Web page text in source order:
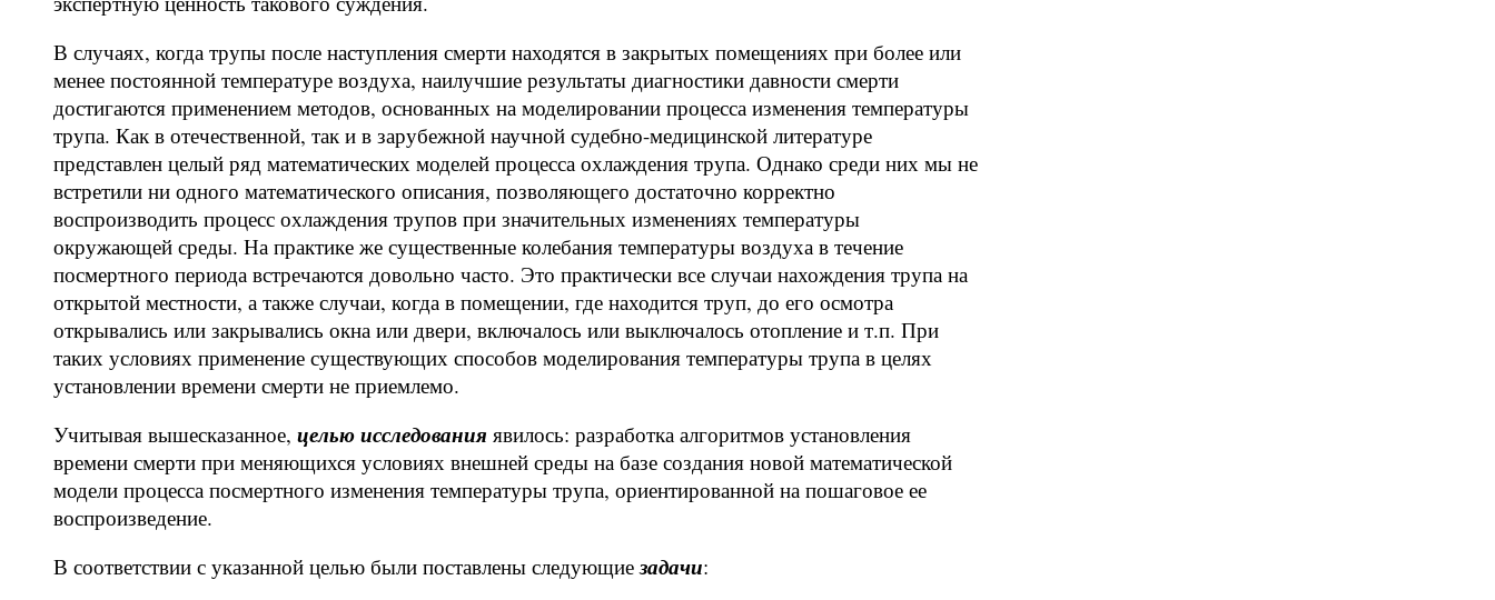
В случаях, когда трупы после наступления смерти находятся в закрытых помещениях при более или
менее постоянной температуре воздуха, наилучшие результаты диагностики давности смерти
достигаются применением методов, основанных на моделировании процесса изменения температуры
трупа. Как в отечественной, так и в зарубежной научной судебно-медицинской литературе
представлен целый ряд математических моделей процесса охлаждения трупа. Однако среди них мы не
встретили ни одного математического описания, позволяющего достаточно корректно
воспроизводить процесс охлаждения трупов при значительных изменениях температуры
окружающей среды. На практике же существенные колебания температуры воздуха в течение
посмертного периода встречаются довольно часто. Это практически все случаи нахождения трупа на
открытой местности, а также случаи, когда в помещении, где находится труп, до его осмотра
открывались или закрывались окна или двери, включалось или выключалось отопление и т.п. При
таких условиях применение существующих способов моделирования температуры трупа в целях
установлении времени смерти не приемлемо.
Учитывая вышесказанное, целью исследования явилось: разработка алгоритмов установления
времени смерти при меняющихся условиях внешней среды на базе создания новой математической
модели процесса посмертного изменения температуры трупа, ориентированной на пошаговое ее
воспроизведение.
В соответствии с указанной целью были поставлены следующиезадачи: